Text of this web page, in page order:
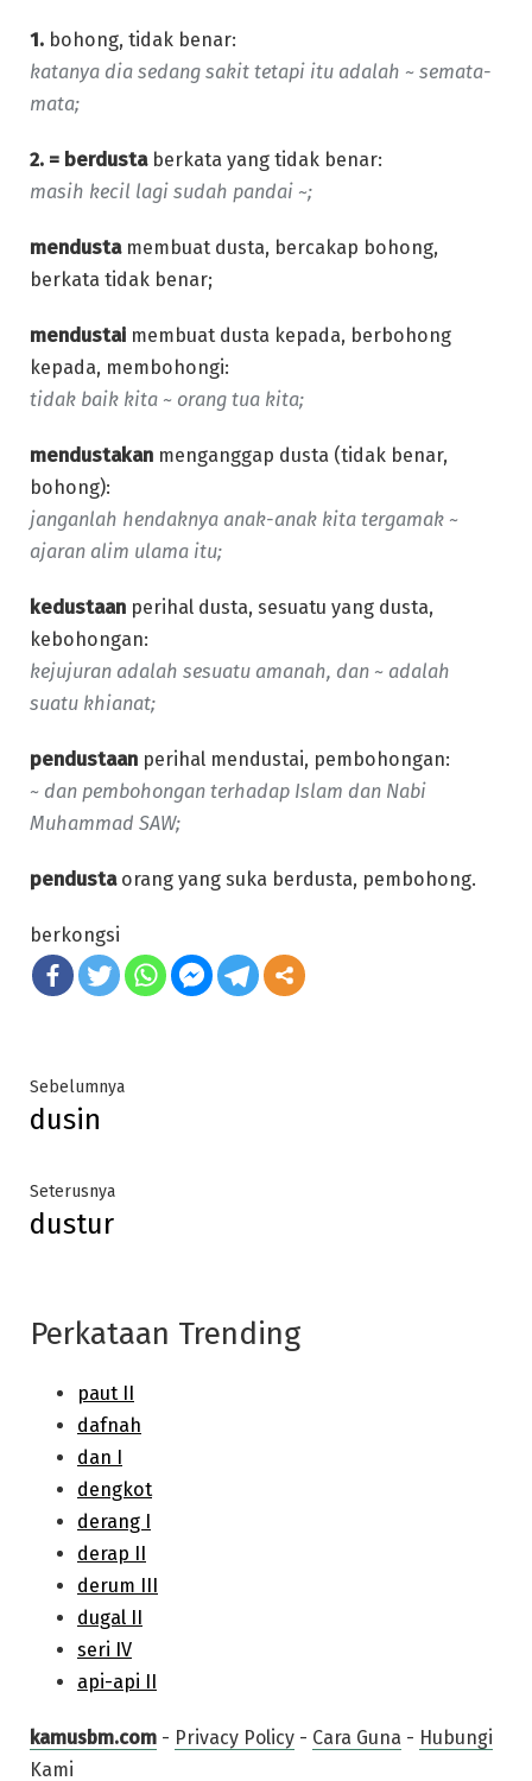
1. bohong, tidak benar:
katanya dia sedang sakit tetapi itu adalah ~ semata-
mata;
2. = berdustaberkata yang tidak benar:
masih kecil lagi sudah pandai ~;
mendustamembuat dusta, bercakap bohong,
berkata tidak benar;
mendustai membuat dusta kepada, berbohong
kepada, membohongi:
tidak baik kita ~ orang tua kita;
mendustakan menganggap dusta (tidak benar,
bohong):
janganlah hendaknya anak-anak kita tergamak ~
ajaran alim ulama itu;
kedustaan perihal dusta, sesuatu yang dusta,
kebohongan:
kejujuran adalah sesuatu amanah, dan ~ adalah
suatu khianat;
pendustaan perihal mendustai, pembohongan:
~ dan pembohongan terhadap Islam dan Nabi
Muhammad SAW;
pendustaorang yang suka berdusta, pembohong.
berkongsi
Post
navigation
Sebelumnya
dusin
Seterusnya
dustur
Perkataan Trending
kamusbm.com - Privacy Policy - Cara Guna - Hubungi
Kami